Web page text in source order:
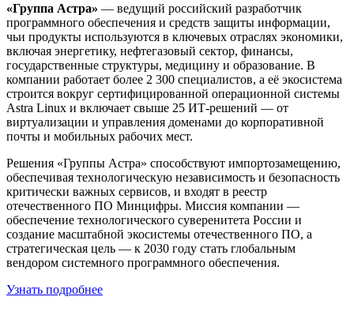
«Группа Астра» — ведущий российский разработчик
программного обеспечения и средств защиты информации,
чьи продукты используются в ключевых отраслях экономики,
включая энергетику, нефтегазовый сектор, финансы,
государственные структуры, медицину и образование. В
компании работает более 2 300 специалистов, а её экосистема
строится вокруг сертифицированной операционной системы
Astra Linux и включает свыше 25 ИТ-решений — от
виртуализации и управления доменами до корпоративной
почты и мобильных рабочих мест.
Решения «Группы Астра» способствуют импортозамещению,
обеспечивая технологическую независимость и безопасность
критически важных сервисов, и входят в реестр
отечественного ПО Минцифры. Миссия компании —
обеспечение технологического суверенитета России и
создание масштабной экосистемы отечественного ПО, а
стратегическая цель — к 2030 году стать глобальным
вендором системного программного обеспечения.
Узнать подробнее